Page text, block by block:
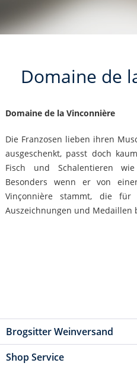
Domaine de
Domaine de la Vinconnière
Die Franzosen lieben ihren
ausgeschenkt, passt doch
Fisch und Schalentieren
Besonders wenn er von
Vinçonnière stammt, die
Auszeichnungen und Medaillen
Brogsitter Weinversand
Shop Service